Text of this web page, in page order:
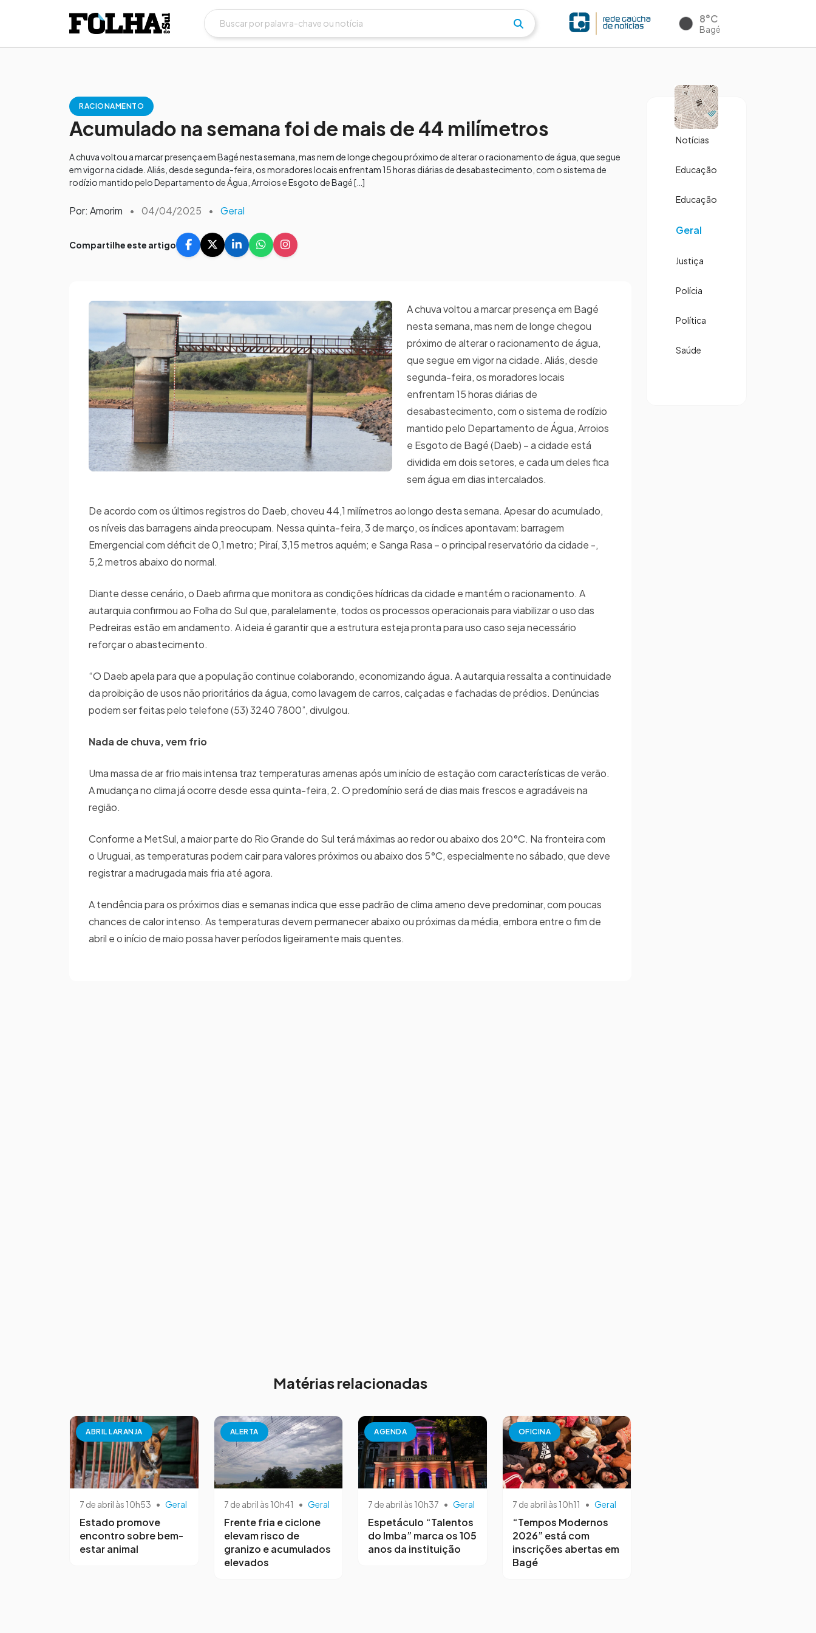
8°C
Bagé
RACIONAMENTO
Acumulado na semana foi de mais de 44 milímetros
A chuva voltou a marcar presença em Bagé nesta semana, mas nem de longe chegou próximo de alterar o racionamento de água, que segue
em vigor na cidade. Aliás, desde segunda-feira, os moradores locais enfrentam 15 horas diárias de desabastecimento, com o sistema de
rodízio mantido pelo Departamento de Água, Arroios e Esgoto de Bagé […]
Por: Amorim • 04/04/2025 • Geral
Compartilhe este artigo
A chuva voltou a marcar presença em Bagé
nesta semana, mas nem de longe chegou
próximo de alterar o racionamento de água,
que segue em vigor na cidade. Aliás, desde
segunda-feira, os moradores locais
enfrentam 15 horas diárias de
desabastecimento, com o sistema de rodízio
mantido pelo Departamento de Água, Arroios
e Esgoto de Bagé (Daeb) – a cidade está
dividida em dois setores, e cada um deles fica
sem água em dias intercalados.
De acordo com os últimos registros do Daeb, choveu 44,1 milímetros ao longo desta semana. Apesar do acumulado,
os níveis das barragens ainda preocupam. Nessa quinta-feira, 3 de março, os índices apontavam: barragem
Emergencial com déficit de 0,1 metro; Piraí, 3,15 metros aquém; e Sanga Rasa – o principal reservatório da cidade -,
5,2 metros abaixo do normal.
Diante desse cenário, o Daeb afirma que monitora as condições hídricas da cidade e mantém o racionamento. A
autarquia confirmou ao Folha do Sul que, paralelamente, todos os processos operacionais para viabilizar o uso das
Pedreiras estão em andamento. A ideia é garantir que a estrutura esteja pronta para uso caso seja necessário
reforçar o abastecimento.
“O Daeb apela para que a população continue colaborando, economizando água. A autarquia ressalta a continuidade
da proibição de usos não prioritários da água, como lavagem de carros, calçadas e fachadas de prédios. Denúncias
podem ser feitas pelo telefone (53) 3240 7800”, divulgou.
Nada de chuva, vem frio
Uma massa de ar frio mais intensa traz temperaturas amenas após um início de estação com características de verão.
A mudança no clima já ocorre desde essa quinta-feira, 2. O predomínio será de dias mais frescos e agradáveis na
região.
Conforme a MetSul, a maior parte do Rio Grande do Sul terá máximas ao redor ou abaixo dos 20°C. Na fronteira com
o Uruguai, as temperaturas podem cair para valores próximos ou abaixo dos 5°C, especialmente no sábado, que deve
registrar a madrugada mais fria até agora.
A tendência para os próximos dias e semanas indica que esse padrão de clima ameno deve predominar, com poucas
chances de calor intenso. As temperaturas devem permanecer abaixo ou próximas da média, embora entre o fim de
abril e o início de maio possa haver períodos ligeiramente mais quentes.
Matérias relacionadas
ABRIL LARANJA
7 de abril às 10h53 • Geral
Estado promove
encontro sobre bem-
estar animal
ALERTA
7 de abril às 10h41 • Geral
Frente fria e ciclone
elevam risco de
granizo e acumulados
elevados
AGENDA
7 de abril às 10h37 • Geral
Espetáculo “Talentos
do Imba” marca os 105
anos da instituição
OFICINA
7 de abril às 10h11 • Geral
“Tempos Modernos
2026” está com
inscrições abertas em
Bagé
Notícias
Educação
Educação
Geral
Justiça
Polícia
Política
Saúde